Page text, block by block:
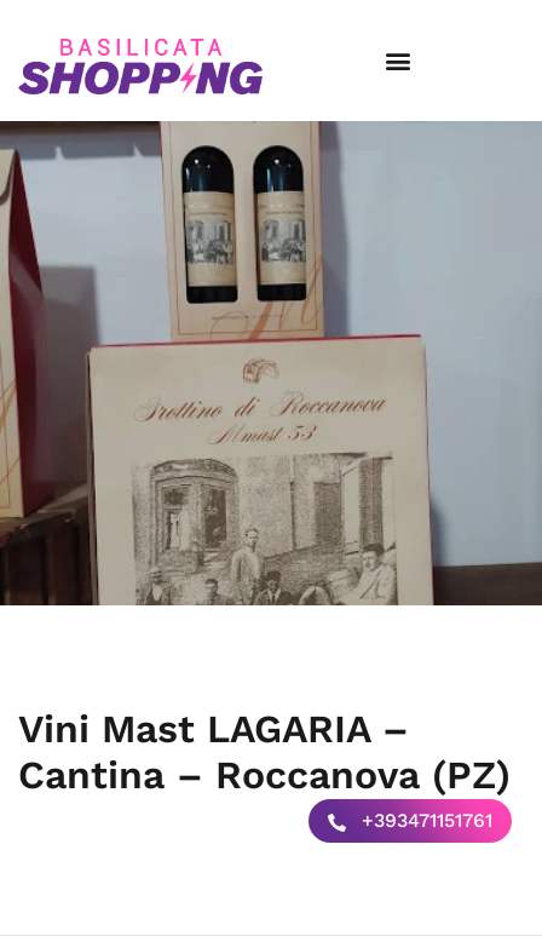
Vini Mast LAGARIA –
Cantina – Roccanova (PZ)
+393471151761